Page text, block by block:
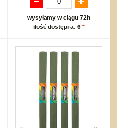
wysyłamy w ciągu 72h
ilość dostępna: 6 *